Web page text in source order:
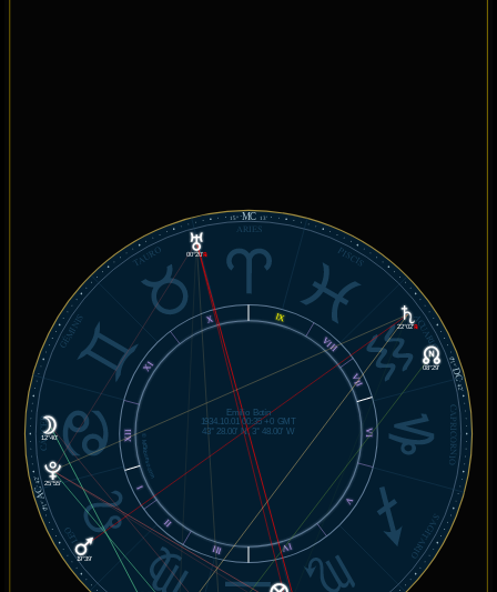
© MiSabueso.com
01°
AC
42'
01°
DC
42'
15° MC 13'
ARIES
TAURO
GÉMINIS
CÁNCER
LEO SAGITARIO
CAPRICORNIO
ACUARIO
PISCIS
X
XI
XII
I
II
III IV
V
VI
VII
VIII
IX
12°40'
19°39'
22°02'℞
00°20'℞
25°55'
08°29'
Emilio Botín
1934.10.01 00:35 +0 GMT
43° 28.00' N, 3° 48.00' W